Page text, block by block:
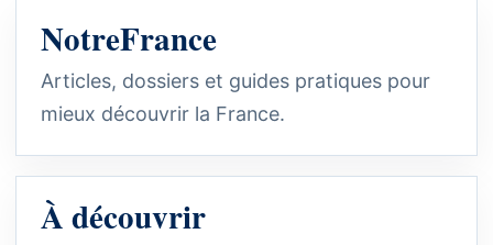
NotreFrance
Articles, dossiers et guides pratiques pour
mieux découvrir la France.
À découvrir